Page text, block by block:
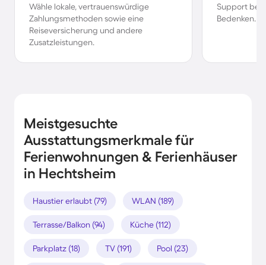
Wähle lokale, vertrauenswürdige
Zahlungsmethoden sowie eine
Reiseversicherung und andere
Zusatzleistungen.
Support bei
Bedenken.
Meistgesuchte
Ausstattungsmerkmale für
Ferienwohnungen & Ferienhäuser
in Hechtsheim
Haustier erlaubt (79) WLAN (189)
Terrasse/Balkon (94) Küche (112)
Parkplatz (18) TV (191) Pool (23)